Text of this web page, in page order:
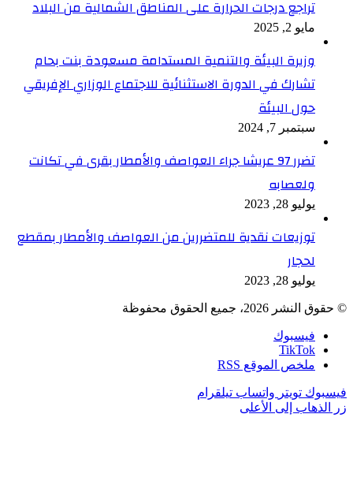
تراجع درجات الحرارة على المناطق الشمالية من البلاد
مايو 2, 2025
وزيرة البيئة والتنمية المستدامة مسعودة بنت بحام
تشارك في الدورة الاستثنائية للاجتماع الوزاري الإفريقي
حول البيئة
سبتمبر 7, 2024
تضرر 97 عريشا جراء العواصف والأمطار بقرى في تكانت
ولعصابه
يوليو 28, 2023
توزيعات نقدية للمتضررين من العواصف والأمطار بمقطع
لحجار
يوليو 28, 2023
© حقوق النشر 2026، جميع الحقوق محفوظة
فيسبوك
TikTok
ملخص الموقع RSS
فيسبوك تويتر واتساب تيلقرام
زر الذهاب إلى الأعلى